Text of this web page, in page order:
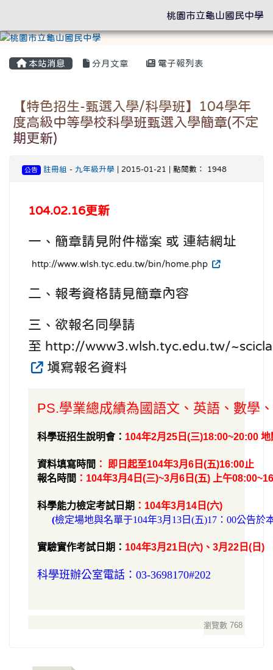
本站消息 分月文章 電子報列表
【特色招生-甄選入學/科學班】104學年
度高級中等學校科學班甄選入學簡章(不定
期更新)
公告 註冊組 - 九年級升學 | 2015-01-21 | 點閱數： 1948
104.02.16更新
一、簡章請見附件檔案 或 連結網址
http://www.wlsh.tyc.edu.tw/bin/home.php
二、報考資格請見簡章內容
三、欲報名同學請
至 http://www3.wlsh.tyc.edu.tw/
填寫報名資料
PS.學業總成績為國語文、英語、數學
科學班招生說明會： 104年2月25日(三)18:00~20:00
資料填寫時間 ： 即日起至104年3月6日(五)16:00止
報名時間 ：104年3月4日(三)~3月6日(五) 上午
科學能力檢定考試日期 ：104年3月14日(六)
(檢定場地與名單于104年3月13日(五)17：00公告
實驗實作考試日期： 104年3月21日(六)、3月22日(日)
科學班辦公室電話：03-3698170#202
瀏覽數 768
桃園市立龜山國民中學